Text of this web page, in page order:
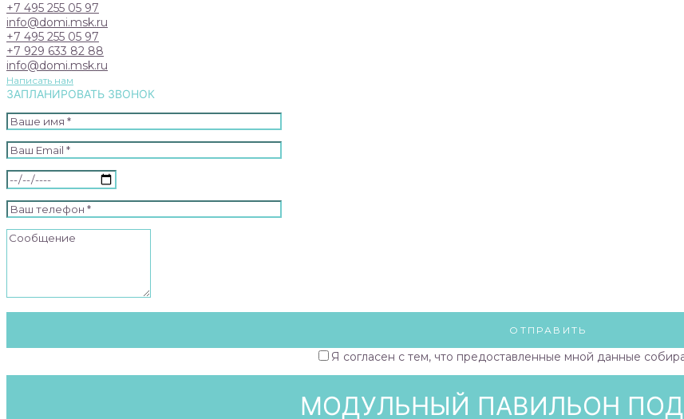
+7 495 255 05 97
info@domi.msk.ru
+7 495 255 05 97
+7 929 633 82 88
info@domi.msk.ru
Написать нам
ЗАПЛАНИРОВАТЬ ЗВОНОК
Я согласен с тем, что предоставленные мной данные
МОДУЛЬНЫЙ ПАВИЛЬОН ПОД